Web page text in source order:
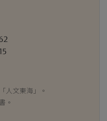
人文東海」。
。